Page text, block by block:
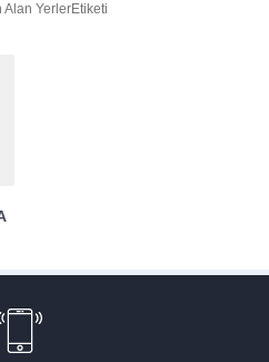
Alan YerlerEtiketi